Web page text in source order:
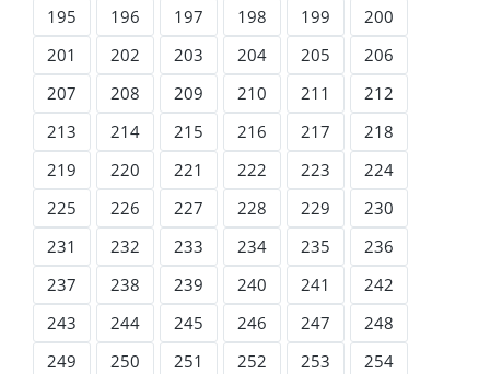
195
196 197 198 199
200
201
202 203 204 205
206
207
208 209 210 211
212
213
214 215 216 217
218
219
220 221 222 223
224
225
226 227 228 229
230
231
232 233 234 235
236
237
238 239 240 241
242
243
244 245 246 247
248
249
250 251 252 253
254